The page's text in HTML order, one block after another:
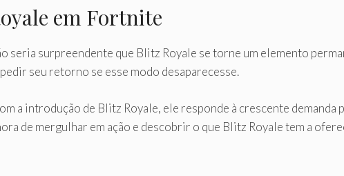
em Fortnite
seria surpreendente que Blitz Royale se torne um elemento
seu retorno se esse modo desaparecesse.
a introdução de Blitz Royale, ele responde à crescente demanda
de mergulhar em ação e descobrir o que Blitz Royale tem a